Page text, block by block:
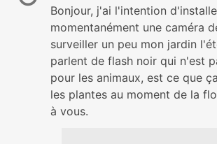
Bonjour, j'ai l'intention
momentanément une caméra
surveiller un peu mon jardin
parlent de flash noir qui n'est
pour les animaux, est ce que
les plantes au moment de la
à vous.